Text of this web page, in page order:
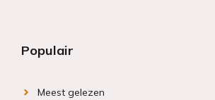
Populair
Meest gelezen